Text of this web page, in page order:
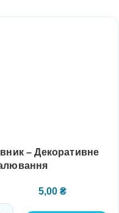
– Декоративне
5,00 ₴